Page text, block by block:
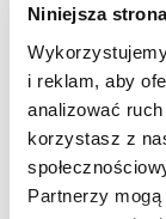
Niniejsza
i reklam, aby
analizować
korzystasz z
Partnerzy